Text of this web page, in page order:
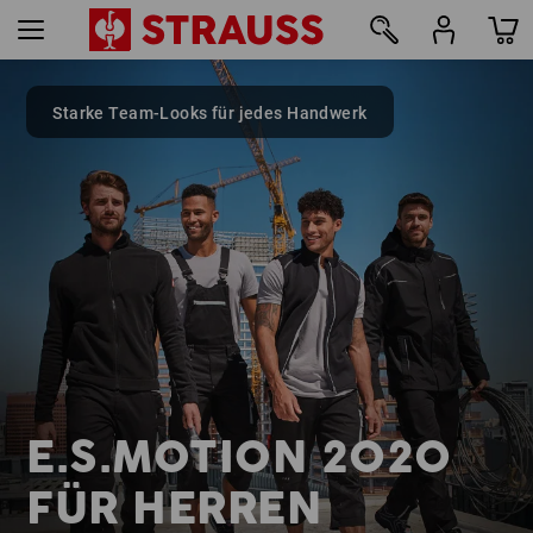
Starke Team-Looks für jedes Handwerk
E.S.MOTION 2020
FÜR HERREN
40